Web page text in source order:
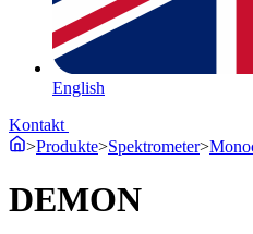
English
Kontakt
>Produkte>Spektrometer>
DEMON